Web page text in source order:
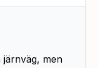
järnväg, men